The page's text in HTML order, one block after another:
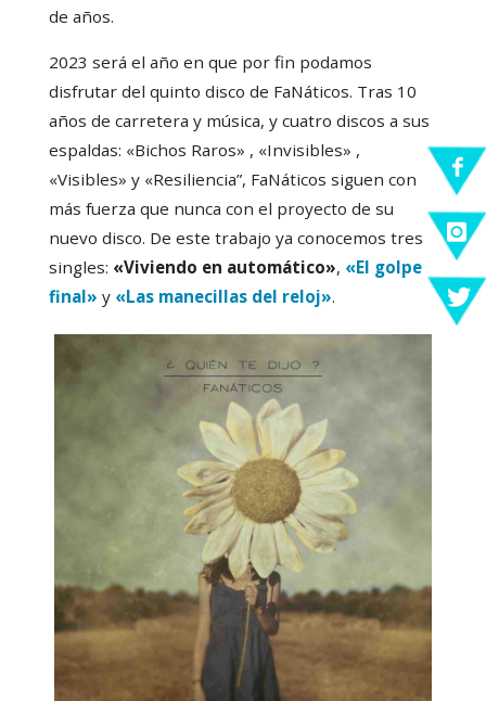
de años.
2023 será el año en que por fin podamos
disfrutar del quinto disco de FaNáticos. Tras 10
años de carretera y música, y cuatro discos a sus
espaldas: «Bichos Raros» , «Invisibles» ,
«Visibles» y «Resiliencia”, FaNáticos siguen con
más fuerza que nunca con el proyecto de su
nuevo disco. De este trabajo ya conocemos tres
singles: «Viviendo en automático», «El golpe
final» y «Las manecillas del reloj».